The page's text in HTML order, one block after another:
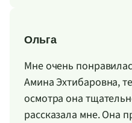
Ольга
Мне очень
Амина Эхтибаровна,
осмотра она
рассказала мне. Она